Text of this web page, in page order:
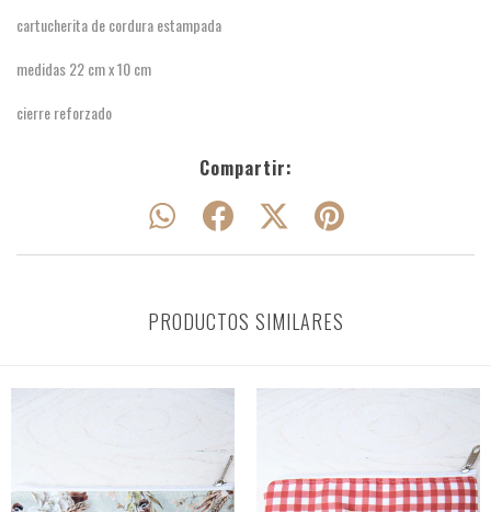
cartucherita de cordura estampada
medidas 22 cm x 10 cm
cierre reforzado
Compartir:
PRODUCTOS SIMILARES